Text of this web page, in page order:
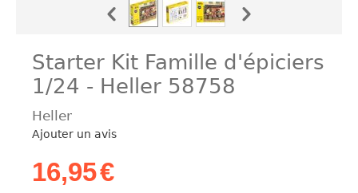
Starter Kit Famille d'épiciers
1/24 - Heller 58758
Heller
Ajouter un avis
16,95€